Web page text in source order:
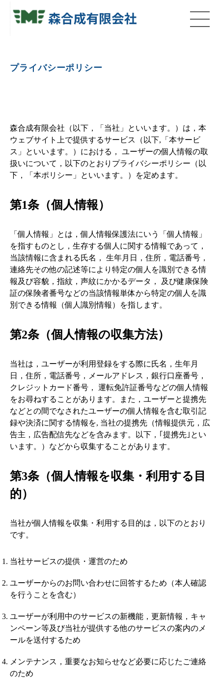
プライバシーポリシー
森合成有限会社（以下，「当社」といいます。）は，本
ウェブサイト上で提供するサービス（以下,「本サービ
ス」といいます。）における， ユーザーの個人情報の取
扱いについて，以下のとおりプライバシーポリシー（以
下，「本ポリシー」といいます。）を定めます。
第1条（個人情報）
「個人情報」とは，個人情報保護法にいう「個人情報」
を指すものとし，生存する個人に関する情報であって，
当該情報に含まれる氏名， 生年月日，住所，電話番号，
連絡先その他の記述等により特定の個人を識別できる情
報及び容貌，指紋，声紋にかかるデータ， 及び健康保険
証の保険者番号などの当該情報単体から特定の個人を識
別できる情報（個人識別情報）を指します。
第2条（個人情報の収集方法）
当社は，ユーザーが利用登録をする際に氏名，生年月
日，住所，電話番号，メールアドレス，銀行口座番号，
クレジットカード番号， 運転免許証番号などの個人情報
をお尋ねすることがあります。また，ユーザーと提携先
などとの間でなされたユーザーの個人情報を含む取引記
録や決済に関する情報を, 当社の提携先（情報提供元，広
告主，広告配信先などを含みます。以下，｢提携先｣とい
います。）などから収集することがあります。
第3条（個人情報を収集・利用する目
的）
当社が個人情報を収集・利用する目的は，以下のとおり
です。
当社サービスの提供・運営のため
ユーザーからのお問い合わせに回答するため（本人確認
を行うことを含む）
ユーザーが利用中のサービスの新機能，更新情報，キャ
ンペーン等及び当社が提供する他のサービスの案内のメ
ールを送付するため
メンテナンス，重要なお知らせなど必要に応じたご連絡
のため